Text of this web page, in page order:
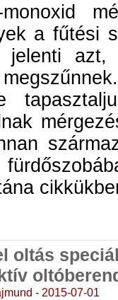
a fűtési
jelenti azt,
oltás
- 2015-07-01